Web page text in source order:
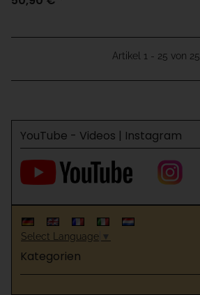
Artikel 1 - 25 von 25
YouTube - Videos | Instagram
Select Language ▼
Kategorien